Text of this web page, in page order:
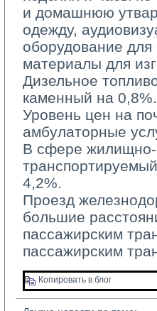
и домашнюю
одежду,
оборудование
материалы для
Дизельное
каменный на 0,8%.
Уровень цен на
амбулаторные
В сфере жилищно-
4,2%.
Проезд
большие
пассажирским
пассажирским
Копировать в блог